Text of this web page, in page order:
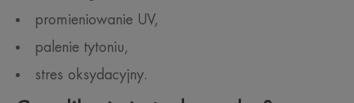
promieniowanie UV,
palenie tytoniu,
stres oksydacyjny.